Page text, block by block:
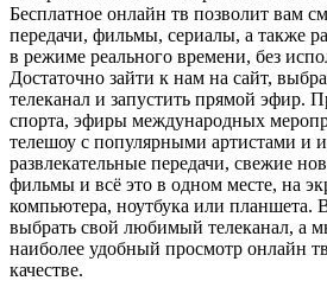
Бесплатное онлайн тв позволит вам
передачи, фильмы, сериалы, а также
в режиме реального времени, без
Достаточно зайти к нам на сайт,
телеканал и запустить прямой эфир.
спорта, эфиры международных
телешоу с популярными артистами и
развлекательные передачи, свежие
фильмы и всё это в одном месте, на
компьютера, ноутбука или планшета.
выбрать свой любимый телеканал, а
наиболее удобный просмотр онлайн
качестве.